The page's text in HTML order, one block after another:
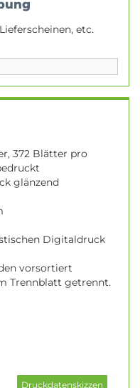
etc.
372 Blätter pro
glänzend
Digitaldruck
vorsortiert
Trennblatt getrennt.